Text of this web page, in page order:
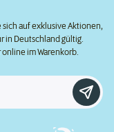
auf exklusive Aktionen,
in Deutschland gültig.
online im Warenkorb.